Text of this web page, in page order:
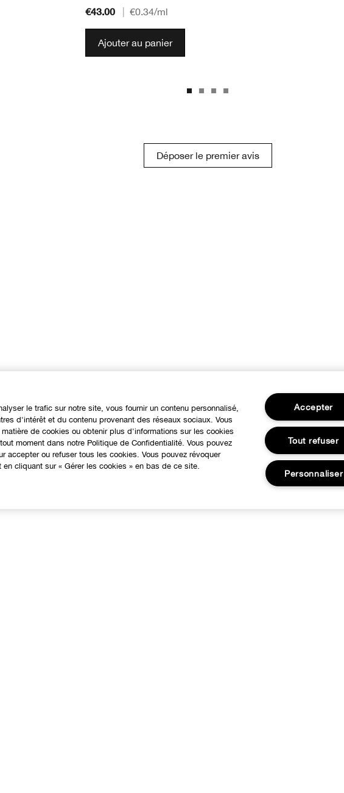
€43.00 €0.34/ml
Ajouter au panier
Déposer le premier avis
le trafic sur notre site, vous fournir un contenu personnalisé,
d'intérêt et du contenu provenant des réseaux sociaux. Vous
de cookies ou obtenir plus d'informations sur les cookies
moment dans notre Politique de Confidentialité. Vous pouvez
accepter ou refuser tous les cookies. Vous pouvez révoquer
cliquant sur « Gérer les cookies » en bas de ce site.
Accepter
Tout refuser
Personnaliser